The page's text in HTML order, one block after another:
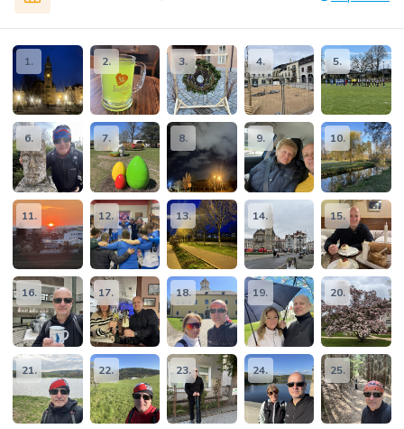
1. 2. 3. 4. 5.
6. 7. 8. 9. 10.
11. 12. 13. 14. 15.
16. 17. 18. 19. 20.
21. 22. 23. 24. 25.